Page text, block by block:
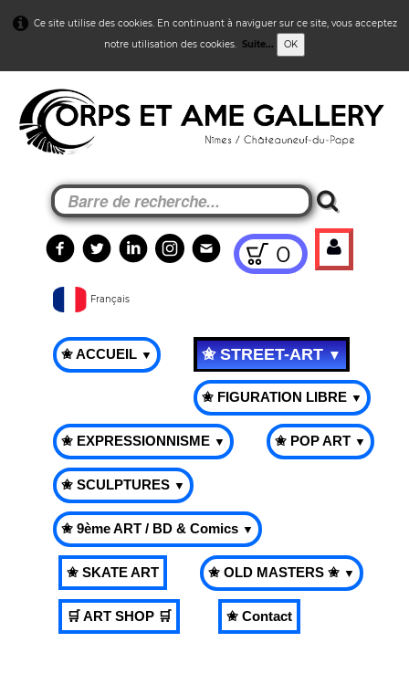
Ce site utilise des cookies. En continuant à naviguer sur ce site, vous acceptez
notre utilisation des cookies. Suite... OK
0
Français
✬ ACCUEIL ▼ ✬ STREET-ART▼
✬ FIGURATION LIBRE ▼
✬ EXPRESSIONNISME ▼ ✬ POP ART ▼
✬ SCULPTURES ▼
✬ 9ème ART / BD & Comics ▼
✬ SKATE ART ✬ OLD MASTERS ✬ ▼
🛒 ART SHOP 🛒 ✬ Contact